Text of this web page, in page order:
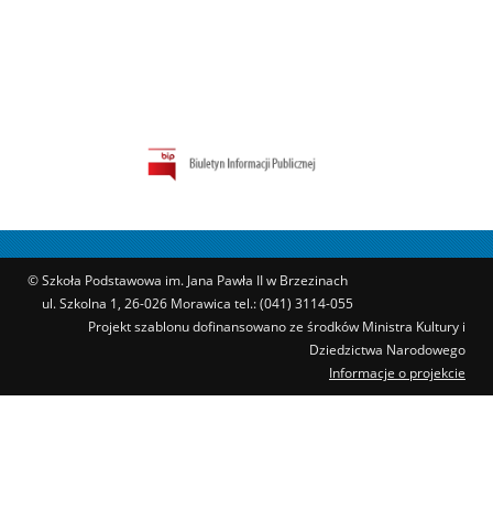
© Szkoła Podstawowa im. Jana Pawła II w Brzezinach
ul. Szkolna 1, 26-026 Morawica tel.: (041) 3114-055
Projekt szablonu dofinansowano ze środków Ministra Kultury i
Dziedzictwa Narodowego
Informacje o projekcie